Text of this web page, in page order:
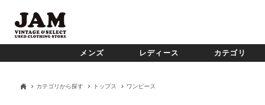
メンズ レディース カテゴリ
カテゴリから探す トップス ワンピース